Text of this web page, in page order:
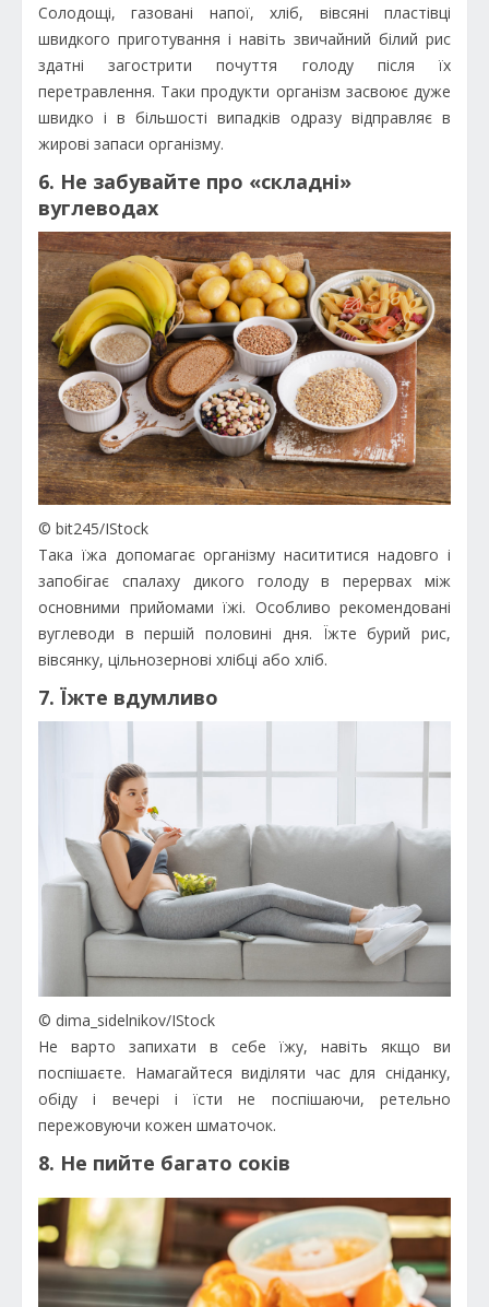
Солодощі, газовані напої, хліб, вівсяні пластівці
швидкого приготування і навіть звичайний білий рис
здатні загострити почуття голоду після їх
перетравлення. Таки продукти організм засвоює дуже
швидко і в більшості випадків одразу відправляє в
жирові запаси організму.
6. Не забувайте про «складні»
вуглеводах
© bit245/IStock
Така їжа допомагає організму насититися надовго і
запобігає спалаху дикого голоду в перервах між
основними прийомами їжі. Особливо рекомендовані
вуглеводи в першій половині дня. Їжте бурий рис,
вівсянку, цільнозернові хлібці або хліб.
7. Їжте вдумливо
© dima_sidelnikov/IStock
Не варто запихати в себе їжу, навіть якщо ви
поспішаєте. Намагайтеся виділяти час для сніданку,
обіду і вечері і їсти не поспішаючи, ретельно
пережовуючи кожен шматочок.
8. Не пийте багато соків